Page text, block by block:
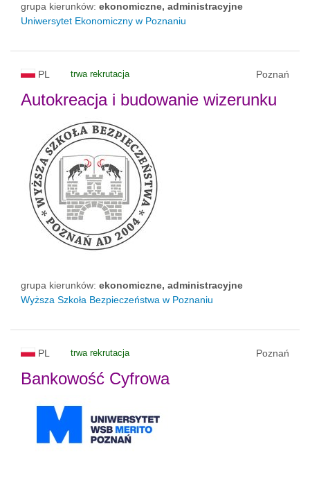
grupa kierunków: ekonomiczne, administracyjne
Uniwersytet Ekonomiczny w Poznaniu
PL trwa rekrutacja Poznań
Autokreacja i budowanie wizerunku
grupa kierunków: ekonomiczne, administracyjne
Wyższa Szkoła Bezpieczeństwa w Poznaniu
PL trwa rekrutacja Poznań
Bankowość Cyfrowa